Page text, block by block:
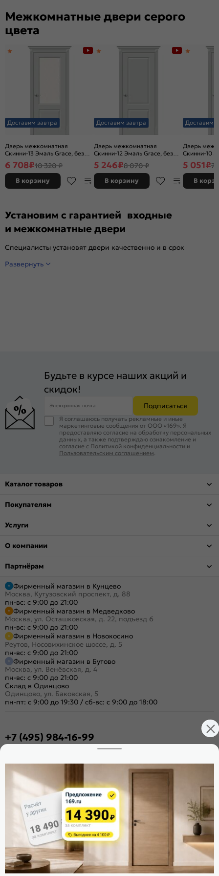
Межкомнатные двери серого
цвета
Доставим завтра
Дверь межкомнатная
Скинни-13 Эмаль Grace, без
декора, остекленная, white
сrystal, без кромки, скиновая
6 708₽10 320 ₽
В корзину
Доставим завтра
Дверь межкомнатная
Скинни-12 Эмаль Grace, без
декора, глухая, без стекла,
без кромки, скиновая
5 246₽8 070 ₽
В корзину
Доставим
Дверь
Скинни-10
декора,
без кромки,
5 051₽7
В
Установим с гарантией входные
и межкомнатные двери
Специалисты установят двери качественно и в срок
Развернуть
Будьте в курсе наших акций и
скидок!
Электронная почта Подписаться
Я соглашаюсь получать рекламные и иные
маркетинговые сообщения от ООО «169». Я
предоставляю согласие на обработку персональных
данных, а также подтверждаю ознакомление и
согласие с Политикой конфиденциальности и
Пользовательским соглашением.
Каталог товаров
Покупателям
Услуги
О компании
Партнёрам
Фирменный магазин в Кунцево
Москва, Кутузовский проспект, д. 88
пн-вс: с 9:00 до 21:00
Фирменный магазин в Медведково
Москва, ул. Осташковская, д. 22, подъезд 6
пн-вс: с 9:00 до 21:00
Фирменный магазин в Новокосино
Реутов, Носовихинское шоссе, д. 5
пн-вс: с 9:00 до 21:00
Фирменный магазин в Бутово
Москва, ул. Венёвская, д. 4
пн-вс: с 9:00 до 21:00
Склад в Одинцово
Одинцово, ул. Баковская, 5
пн-пт: с 9:00 до 19:30 / сб-вс: с 9:00 до 18:00
+7 (495) 984-16-99
Поделиться
Оцените магазин
ИКС 1340
© 2010—2026 Склад Дверей 169.RU